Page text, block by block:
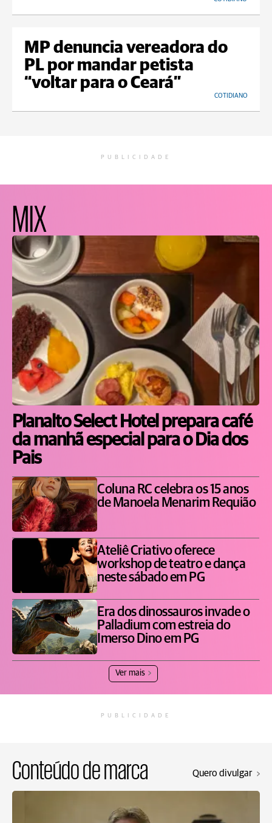
MP denuncia vereadora do
PL por mandar petista
“voltar para o Ceará”
COTIDIANO
PUBLICIDADE
MIX
Planalto Select Hotel prepara café
da manhã especial para o Dia dos
Pais
Coluna RC celebra os 15 anos
de Manoela Menarim Requião
Ateliê Criativo oferece
workshop de teatro e dança
neste sábado em PG
Era dos dinossauros invade o
Palladium com estreia do
Imerso Dino em PG
Ver mais
PUBLICIDADE
Conteúdo de marca Quero divulgar